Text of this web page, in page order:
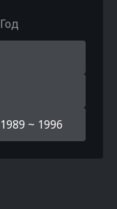
Год
1989 ~ 1996